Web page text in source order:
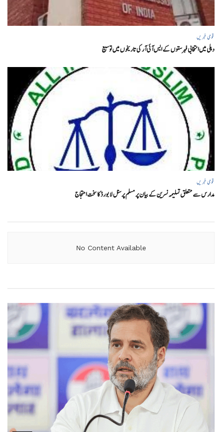
قومی خبریں
دہلی میں انتخابی فہرستوں کے ایس آئی آر کی تاریخوں میں توسیع
قومی خبریں
مدارس سے متعلق تسلیمہ نسرین کے بیان پر مسلم پرسنل لا بورڈ کا سخت احتجاج
No Content Available